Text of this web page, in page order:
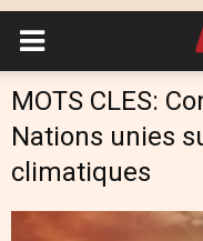
MOTS CLES:
Nations unies
climatiques